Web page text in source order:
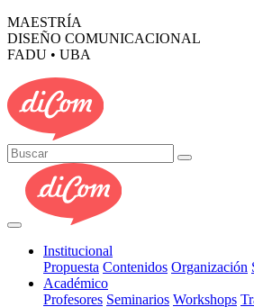
MAESTRÍA
DISEÑO COMUNICACIONAL
FADU • UBA
Institucional
Propuesta Contenidos Organización
Académico
Profesores Seminarios Workshops